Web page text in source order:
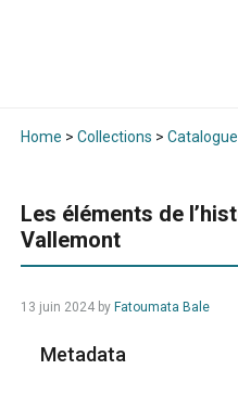
Home > Collections >
Les éléments de
Vallemont
13 juin 2024by Fatoumata Bale
Metadata